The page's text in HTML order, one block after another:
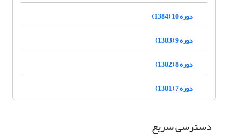
دوره 10 (1384)
دوره 9 (1383)
دوره 8 (1382)
دوره 7 (1381)
دسترسی سریع